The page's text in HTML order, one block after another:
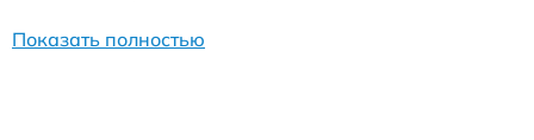
Показать полностью